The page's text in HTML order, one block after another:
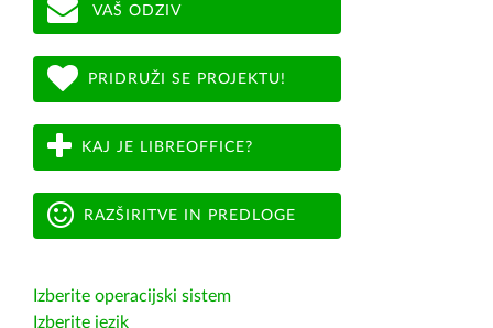
VAŠ ODZIV
PRIDRUŽI SE PROJEKTU!
KAJ JE LIBREOFFICE?
RAZŠIRITVE IN PREDLOGE
Izberite operacijski sistem
Izberite jezik